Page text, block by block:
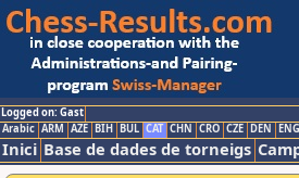
Logged on: Gast
Arabic ARM AZE BIH BUL CAT CHN CRO CZE DEN ENG
Inici Base de dades de torneigs